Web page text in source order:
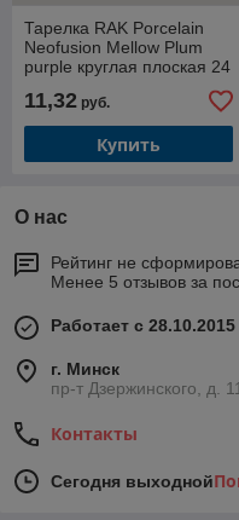
Тарелка RAK Porcelain
Neofusion Mellow Plum
purple круглая плоская 24
11,32 руб.
Купить
О нас
Рейтинг не
Менее 5 отзывов за
Работает с 28.10.2015
г. Минск
пр-т Дзержинского, д.
Контакты
Сегодня выходной